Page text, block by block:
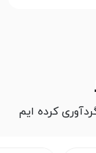
کرده ایم